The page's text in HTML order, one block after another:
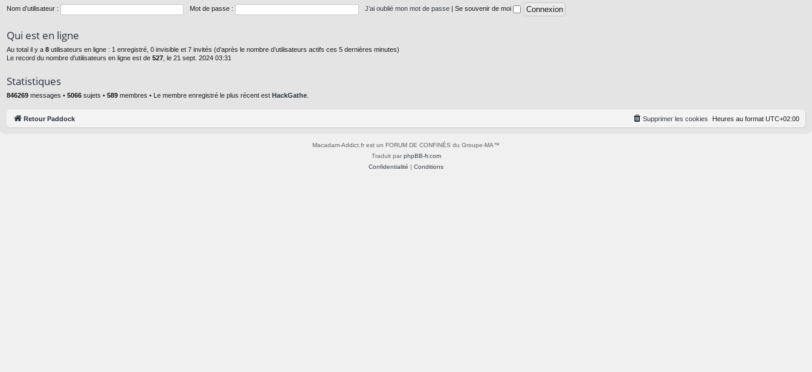
Nom d’utilisateur : Mot de passe : J’ai oublié mon mot de passe Se souvenir de moi
Qui est en ligne
Au total il y a 8 utilisateurs en ligne : 1 enregistré, 0 invisible et 7 invités (d’après le nombre d’utilisateurs actifs ces 5 dernières minutes)
Le record du nombre d’utilisateurs en ligne est de 527 , le 21 sept. 2024 03:31
Statistiques
846269 messages • 5066 sujets • 589 membres • Le membre enregistré le plus récent est HackGathe
Retour Paddock Heures au format UTC+02:00
Supprimer les cookies
Macadam-Addict.fr est un FORUM DE CONFINÉS du Groupe-MA™
Traduit par phpBB-fr.com
Confidentialité | Conditions